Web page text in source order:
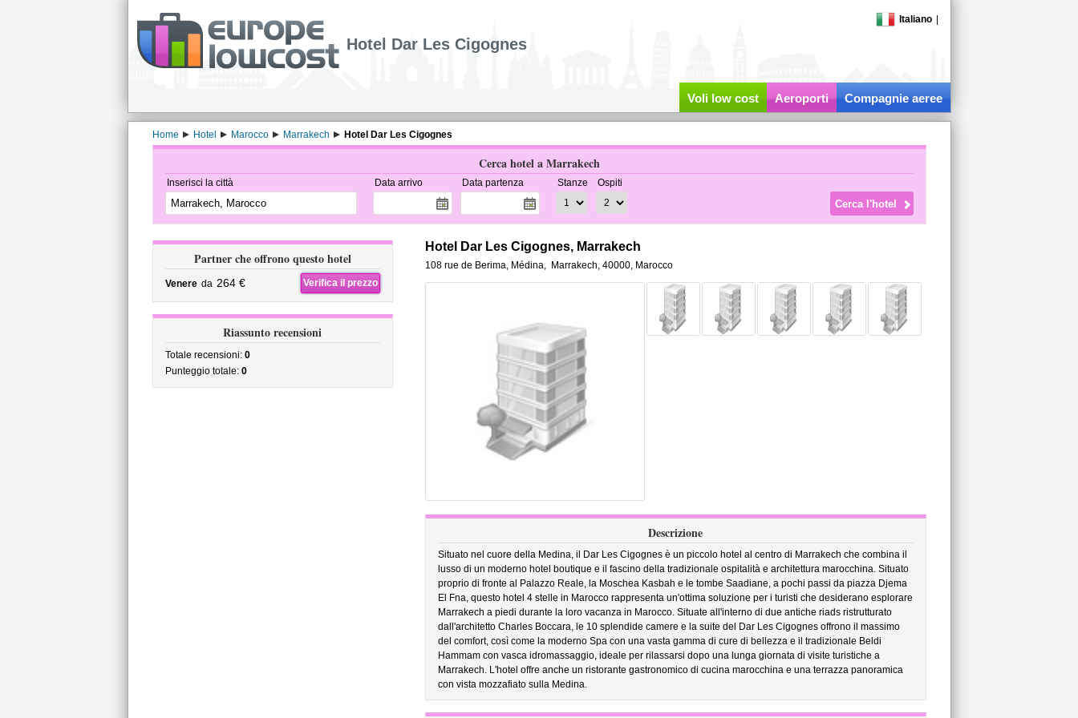
Italiano
Hotel Dar Les Cigognes
Voli low cost Aeroporti Compagnie aeree
Home Hotel Marocco Marrakech Hotel Dar Les Cigognes
Cerca hotel a Marrakech
Inserisci la città Data arrivo Data partenza Stanze Ospiti
Partner che offrono questo hotel
Venere da 264 € Verifica il prezzo
Riassunto recensioni
Totale recensioni: 0
Punteggio totale: 0
Hotel Dar Les Cigognes, Marrakech
108 rue de Berima, Médina, Marrakech, 40000, Marocco
Descrizione
Situato nel cuore della Medina, il Dar Les Cigognes è un piccolo hotel al centro di Marrakech che combina il
lusso di un moderno hotel boutique e il fascino della tradizionale ospitalità e architettura marocchina. Situato
proprio di fronte al Palazzo Reale, la Moschea Kasbah e le tombe Saadiane, a pochi passi da piazza Djema
El Fna, questo hotel 4 stelle in Marocco rappresenta un'ottima soluzione per i turisti che desiderano esplorare
Marrakech a piedi durante la loro vacanza in Marocco. Situate all'interno di due antiche riads ristrutturato
dall'architetto Charles Boccara, le 10 splendide camere e la suite del Dar Les Cigognes offrono il massimo
del comfort, così come la moderno Spa con una vasta gamma di cure di bellezza e il tradizionale Beldi
Hammam con vasca idromassaggio, ideale per rilassarsi dopo una lunga giornata di visite turistiche a
Marrakech. L'hotel offre anche un ristorante gastronomico di cucina marocchina e una terrazza panoramica
con vista mozzafiato sulla Medina.